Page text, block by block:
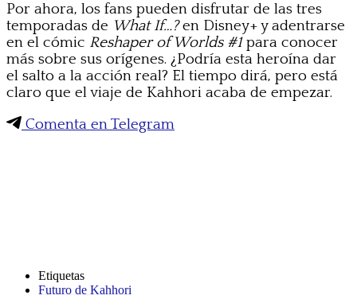
Por ahora, los fans pueden disfrutar de las tres
temporadas de What If…?en Disney+ y adentrarse
en el cómic Reshaper of Worlds #1para conocer
más sobre sus orígenes. ¿Podría esta heroína dar
el salto a la acción real? El tiempo dirá, pero está
claro que el viaje de Kahhori acaba de empezar.
Comenta en Telegram
Etiquetas
Futuro de Kahhori